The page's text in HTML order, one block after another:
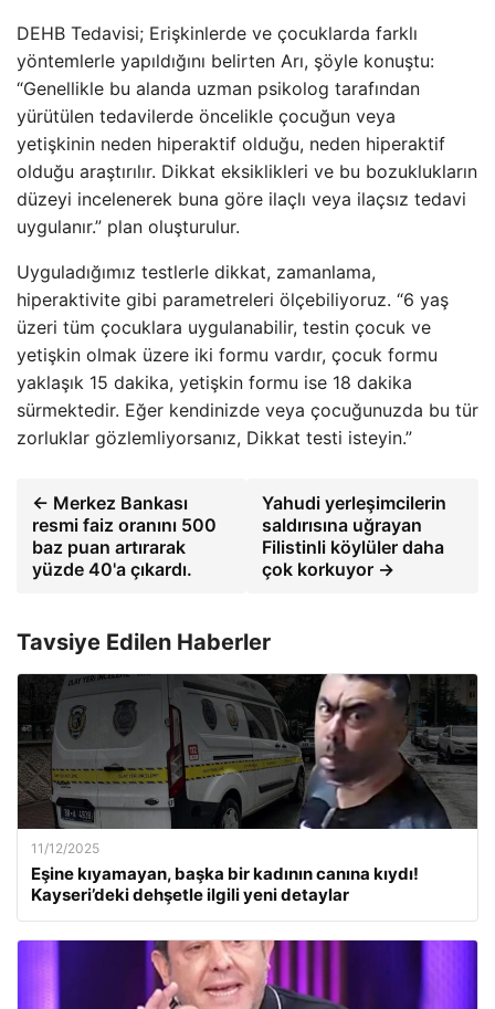
DEHB Tedavisi; Erişkinlerde ve çocuklarda farklı
yöntemlerle yapıldığını belirten Arı, şöyle konuştu:
“Genellikle bu alanda uzman psikolog tarafından
yürütülen tedavilerde öncelikle çocuğun veya
yetişkinin neden hiperaktif olduğu, neden hiperaktif
olduğu araştırılır. Dikkat eksiklikleri ve bu bozuklukların
düzeyi incelenerek buna göre ilaçlı veya ilaçsız tedavi
uygulanır.” plan oluşturulur.
Uyguladığımız testlerle dikkat, zamanlama,
hiperaktivite gibi parametreleri ölçebiliyoruz. “6 yaş
üzeri tüm çocuklara uygulanabilir, testin çocuk ve
yetişkin olmak üzere iki formu vardır, çocuk formu
yaklaşık 15 dakika, yetişkin formu ise 18 dakika
sürmektedir. Eğer kendinizde veya çocuğunuzda bu tür
zorluklar gözlemliyorsanız, Dikkat testi isteyin.”
← Merkez Bankası
resmi faiz oranını 500
baz puan artırarak
yüzde 40'a çıkardı.
Yahudi yerleşimcilerin
saldırısına uğrayan
Filistinli köylüler daha
çok korkuyor →
Tavsiye Edilen Haberler
11/12/2025
Eşine kıyamayan, başka bir kadının canına kıydı!
Kayseri’deki dehşetle ilgili yeni detaylar